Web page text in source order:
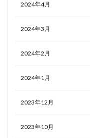
2024年4月
2024年3月
2024年2月
2024年1月
2023年12月
2023年10月